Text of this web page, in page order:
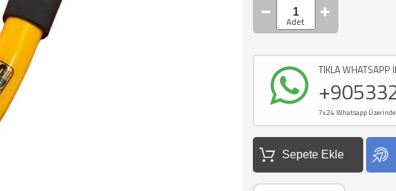
TIKLA WHATSAPP
7x24 Whatsapp
Sepete Ekle